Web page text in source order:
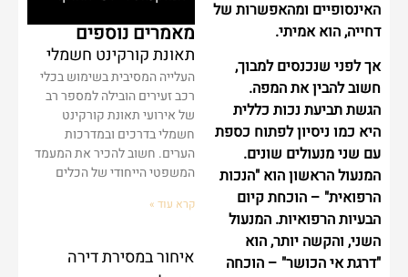
מאמרים נוספים
תאונת קורקינט חשמלי
העלייה המסיבית בשימוש בכלי
רכב זעירים הובילה למספר רב
של אירועי תאונת קורקינט
חשמלי בדרכים ובמדרכות
הערים. חשוב להכיר את המעמד
המשפטי הייחודי של הכלים
קרא עוד »
איחור במסירת דירה
האינסופיים ומהאפשרות של
דחייה, הוא אמיתי.
אך לפני שנכנסים למבוך,
חשוב להבין את המפה.
הגשת תביעת נכות כללית
היא כמו ניסיון לפתוח כספת
עם שני מנעולים שונים.
המנעול הראשון הוא "הנכות
הרפואית" – הוכחת קיום
הבעיות הרפואיות. המנעול
השני, והקשה יותר, הוא
"דרגת אי הכושר" – הוכחה